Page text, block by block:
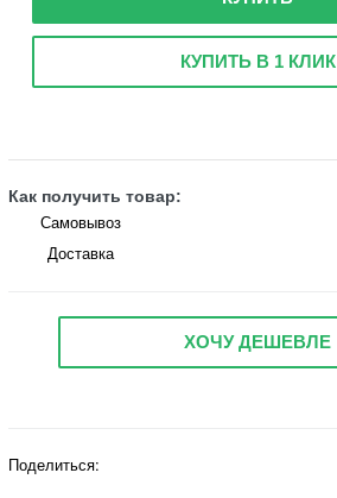
КУПИТЬ В 1 КЛИК
Как получить товар:
Самовывоз
Доставка
ХОЧУ ДЕШЕВЛЕ
Поделиться: